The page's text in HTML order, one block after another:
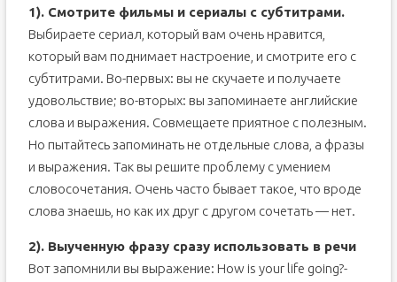
1). Смотрите фильмы и сериалы с субтитрами.
Выбираете сериал, который вам очень нравится,
который вам поднимает настроение, и смотрите его с
субтитрами. Во-первых: вы не скучаете и получаете
удовольствие; во-вторых: вы запоминаете английские
слова и выражения. Совмещаете приятное с полезным.
Но пытайтесь запоминать не отдельные слова, а фразы
и выражения. Так вы решите проблему с умением
словосочетания. Очень часто бывает такое, что вроде
слова знаешь, но как их друг с другом сочетать — нет.
2). Выученную фразу сразу использовать в речи
Вот запомнили вы выражение: How is your life going?-